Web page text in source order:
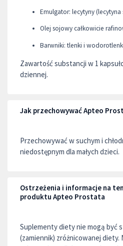
Emulgator: lecytyny
Olej sojowy całkowicie
Barwniki: tlenki i
Zawartość substancji w 1
dziennej.
Jak przechowywać Apteo
Przechowywać w suchym i
niedostępnym dla małych dzieci.
Ostrzeżenia i informacje na
produktu Apteo Prostata
Suplementy diety nie mogą być
(zamiennik) zróżnicowanej diety.